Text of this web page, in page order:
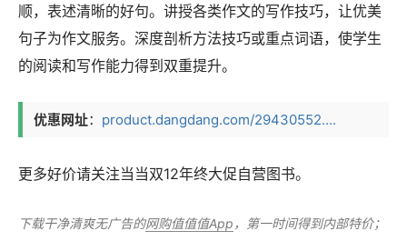
顺，表述清晰的好句。讲授各类作文的写作技巧，让优美
句子为作文服务。深度剖析方法技巧或重点词语，使学生
的阅读和写作能力得到双重提升。
优惠网址： product.dangdang.com/29430552....
更多好价请关注当当双12年终大促自营图书。
下载干净清爽无广告的网购值值值App ，第一时间得到内部特价；